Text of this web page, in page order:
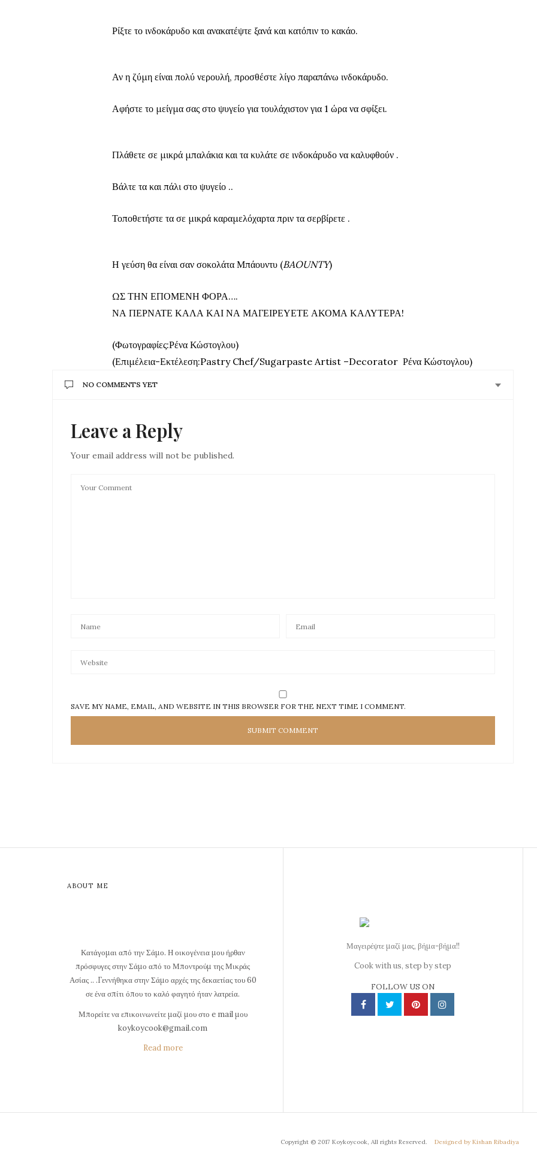
Ρίξτε το ινδοκάρυδο και ανακατέψτε ξανά και κατόπιν το κακάο.
Αν η ζύμη είναι πολύ νερουλή, προσθέστε λίγο παραπάνω ινδοκάρυδο.
Αφήστε το μείγμα σας στο ψυγείο για τουλάχιστον για 1 ώρα να σφίξει.
Πλάθετε σε μικρά μπαλάκια και τα κυλάτε σε ινδοκάρυδο να καλυφθούν .
Βάλτε τα και πάλι στο ψυγείο ..
Τοποθετήστε τα σε μικρά καραμελόχαρτα πριν τα σερβίρετε .
Η γεύση θα είναι σαν σοκολάτα Μπάουντυ (BAOUNTY)
ΩΣ ΤΗΝ ΕΠΟΜΕΝΗ ΦΟΡΑ….
ΝΑ ΠΕΡΝΑΤΕ ΚΑΛΑ ΚΑΙ ΝΑ ΜΑΓΕΙΡΕΥΕΤΕ ΑΚΟΜΑ ΚΑΛΥΤΕΡΑ!
(Φωτογραφίες:Ρένα Κώστογλου)
(Επιμέλεια-Εκτέλεση:Pastry Chef/Sugarpaste Artist –Decorator Ρένα Κώστογλου)
NO COMMENTS YET
Leave a Reply
Your email address will not be published.
SAVE MY NAME, EMAIL, AND WEBSITE IN THIS BROWSER FOR THE NEXT TIME I COMMENT.
ABOUT ME
Κατάγομαι από την Σάμο. Η οικογένεια μου ήρθαν
πρόσφυγες στην Σάμο από το Μποντρούμ της Μικράς
Ασίας .. .Γεννήθηκα στην Σάμο αρχές της δεκαετίας του 60
σε ένα σπίτι όπου το καλό φαγητό ήταν λατρεία.
Μπορείτε να επικοινωνείτε μαζί μου στο e mail μου
koykoycook@gmail.com
Read more
Μαγειρέψτε μαζί μας, βήμα-βήμα!!
Cook with us, step by step
FOLLOW US ON
Copyright © 2017 Koykoycook, All rights Reserved. Designed by Kishan Ribadiya